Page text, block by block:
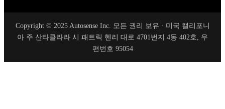
Copyright © 2025 Autosense Inc. 모든 권리 보유 · 미국 캘리포니
아 주 산타클라라 시 패트릭 헨리 대로 4701번지 4동 402호, 우
편번호 95054